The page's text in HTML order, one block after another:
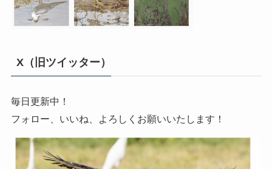
X（旧ツイッター）
毎日更新中！
フォロー、いいね、よろしくお願いいたします！